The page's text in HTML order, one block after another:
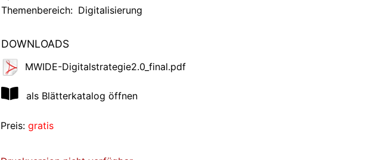
Themenbereich: Digitalisierung
DOWNLOADS
MWIDE-Digitalstrategie2.0_final.pdf
als Blätterkatalog öffnen
Preis: gratis